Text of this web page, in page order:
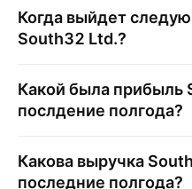
Когда выйдет
South32 Ltd.?
Какой была прибыль
послдение полгода?
Какова выручка
последние полгода?